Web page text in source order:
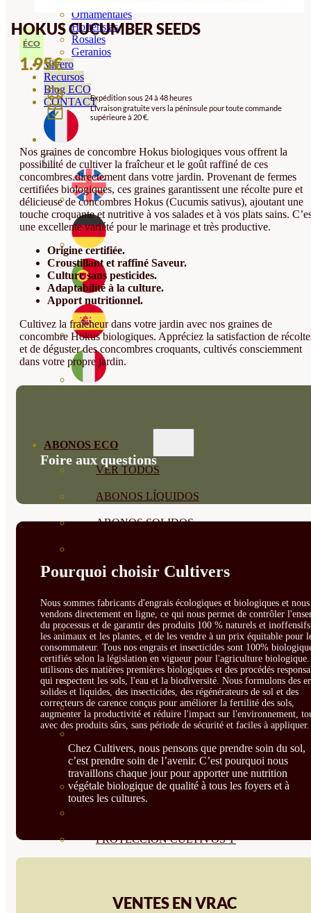
Ornamentales
Hortensias
Rosales
Geranios
Vivero
Recursos
Blog ECO
CONTACT
ABONOS ECO
VER TODOS
ABONOS LÍQUIDOS
ABONOS SOLIDOS
SUSTRATOS Y
DECORATIVAS
CORRECTORES DE
CARENCIAS
ENRAIZANTES
MADURACIÓN Y ENGORDE
REGENERADORES DEL
SUELO
ÁCIDOS HÚMICOS
PROTECCIÓN CULTIVOS Y
HOKUS CUCUMBER SEEDS
ÉCO
1.95€
Expédition sous 24 à 48 heures
Livraison gratuite vers la péninsule pour toute commande
supérieure à 20 €.
Nos graines de concombre Hokus biologiques vous offrent la
possibilité de cultiver la fraîcheur et le goût raffiné de ces
concombres directement dans votre jardin. Provenant de fermes
certifiées biologiques, ces graines garantissent une récolte pure et
délicieuse de concombres Hokus (Cucumis sativus), ajoutant une
touche croquante et nutritive à vos salades et à vos plats sains.
une excellente variété pour le marinage et très productive.
Origine certifiée.
Croustillant et raffiné Saveur.
Culture sans pesticides.
Adaptabilité à la culture.
Apport nutritionnel.
Cultivez la fraîcheur dans votre jardin avec nos graines de
concombre Hokus biologiques. Appréciez la satisfaction de
et de déguster des concombres croquants, cultivés consciemment
dans votre propre jardin.
Foire aux questions
Pourquoi choisir Cultivers
Nous sommes fabricants d'engrais écologiques et biologiques et nous
vendons directement en ligne, ce qui nous permet de contrôler
du processus et de garantir des produits 100 % naturels et
les animaux et les plantes, et de les vendre à un prix équitable pour
consommateur. Tous nos engrais et insecticides sont 100%
certifiés selon la législation en vigueur pour l'agriculture biologique.
utilisons des matières premières biologiques et des procédés
qui respectent les sols, l'eau et la biodiversité. Nous formulons des
solides et liquides, des insecticides, des régénérateurs de sol et des
correcteurs de carence conçus pour améliorer la fertilité des sols,
augmenter la productivité et réduire l'impact sur l'environnement,
avec des produits sûrs, sans période de sécurité et faciles à appliquer.
Chez Cultivers, nous pensons que prendre soin du sol,
c’est prendre soin de l’avenir. C’est pourquoi nous
travaillons chaque jour pour apporter une nutrition
végétale biologique de qualité à tous les foyers et à
toutes les cultures.
VENTES EN VRAC